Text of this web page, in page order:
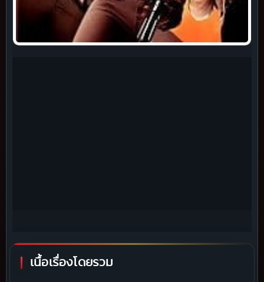
เนื้อเรื่องโดยรวม